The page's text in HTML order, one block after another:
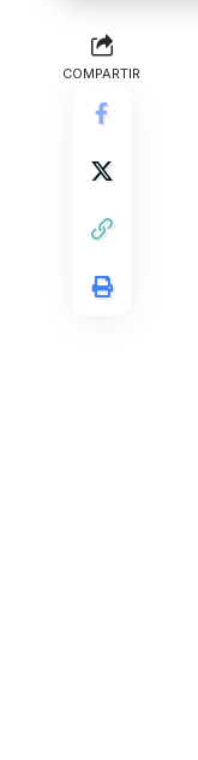
COMPARTIR